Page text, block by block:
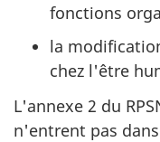
fonctions
la
chez l'être
L'annexe 2 du
n'entrent pas